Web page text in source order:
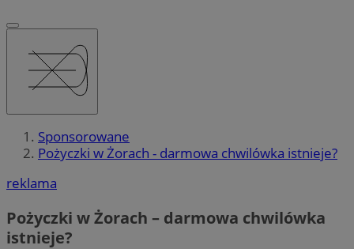
Sponsorowane
Pożyczki w Żorach - darmowa chwilówka istnieje?
reklama
Pożyczki w Żorach – darmowa chwilówka
istnieje?